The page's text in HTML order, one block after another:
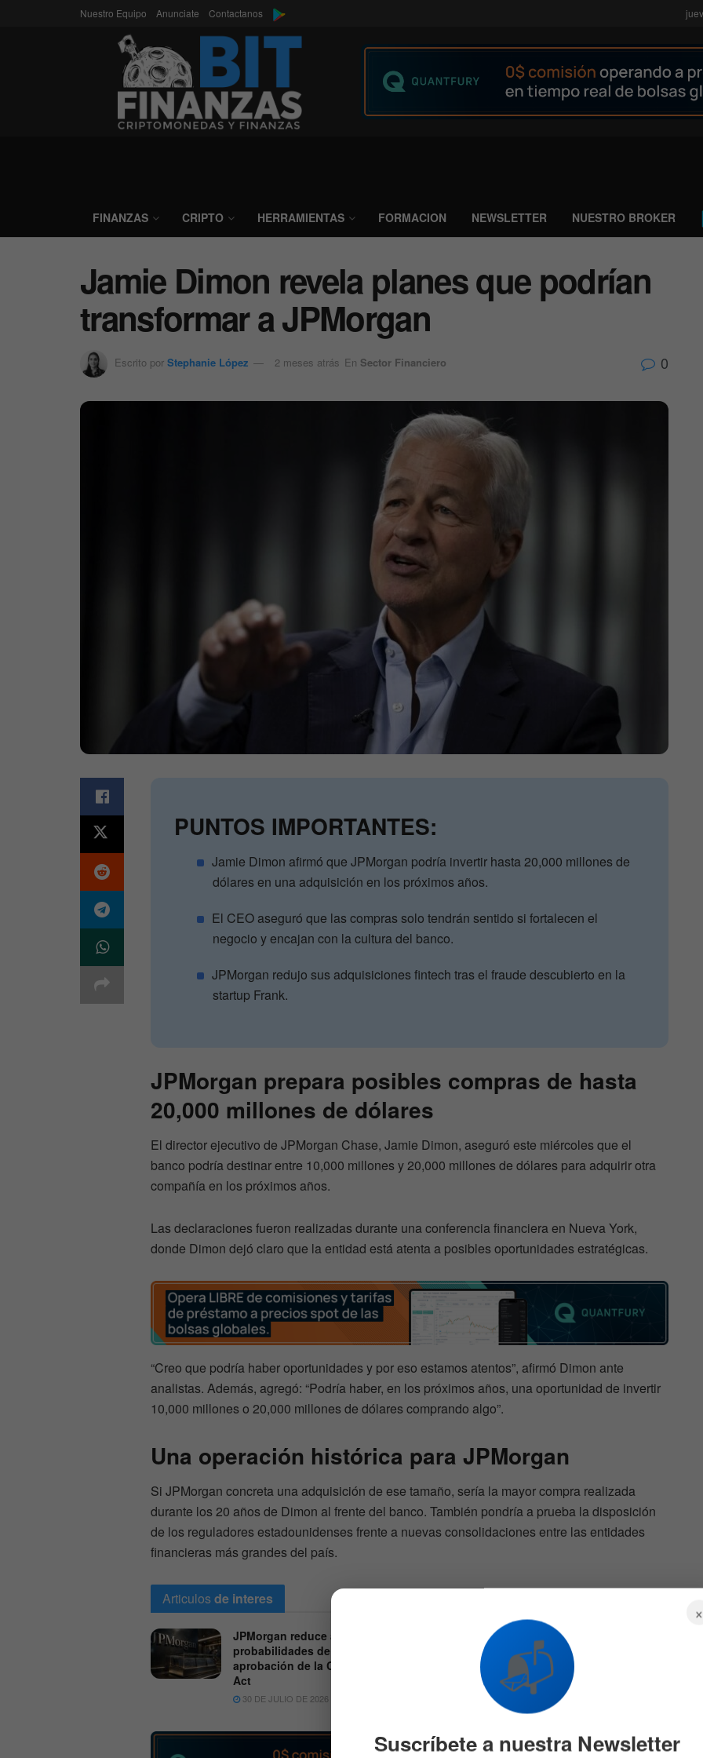
Nuestro Equipo Anunciate Contactanos
FINANZAS CRIPTO HERRAMIENTAS FORMACION NEWSLETTER NUESTRO BROKER
Jamie Dimon revela planes que podrían
transformar a JPMorgan
Escrito por Stephanie López 2 meses atrás En Sector Financiero 0
PUNTOS IMPORTANTES:
Jamie Dimon afirmó que JPMorgan podría invertir hasta 20,000 millones de
dólares en una adquisición en los próximos años.
El CEO aseguró que las compras solo tendrán sentido si fortalecen el
negocio y encajan con la cultura del banco.
JPMorgan redujo sus adquisiciones fintech tras el fraude descubierto en la
startup Frank.
JPMorgan prepara posibles compras de hasta
20,000 millones de dólares
El director ejecutivo de JPMorgan Chase, Jamie Dimon, aseguró este miércoles que el
banco podría destinar entre 10,000 millones y 20,000 millones de dólares para adquirir otra
compañía en los próximos años.
Las declaraciones fueron realizadas durante una conferencia financiera en Nueva York,
donde Dimon dejó claro que la entidad está atenta a posibles oportunidades estratégicas.
“Creo que podría haber oportunidades y por eso estamos atentos”, afirmó Dimon ante
analistas. Además, agregó: “Podría haber, en los próximos años, una oportunidad de invertir
10,000 millones o 20,000 millones de dólares comprando algo”.
Una operación histórica para JPMorgan
Si JPMorgan concreta una adquisición de ese tamaño, sería la mayor compra realizada
durante los 20 años de Dimon al frente del banco. También pondría a prueba la disposición
de los reguladores estadounidenses frente a nuevas consolidaciones entre las entidades
financieras más grandes del país.
Articulosde interes
JPMorgan reduce al 37% las
probabilidades de
aprobación de la CLARITY
Act
30 DE JULIO DE 2026
JPMorgan ve una gran
oportunidad en esta
automotriz
8 DE JULIO DE 2026
×
📬
Suscríbete a nuestra Newsletter